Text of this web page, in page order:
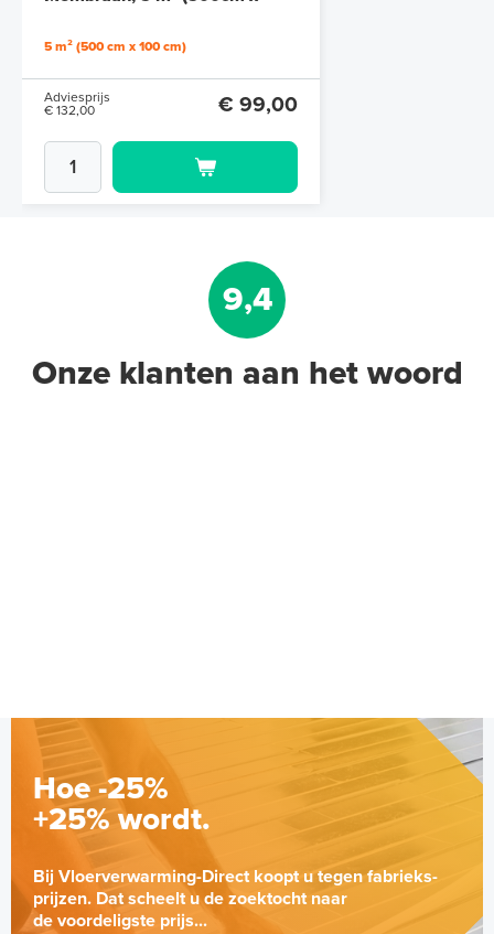
5 m² (500 cm x 100 cm)
Adviesprijs
€ 132,00
€ 99,00
9,4
Onze klanten aan het woord
Hoe -25%
+25% wordt.
Bij Vloerverwarming-Direct koopt u tegen fabrieks-
prijzen. Dat scheelt u de zoektocht naar
de voordeligste prijs...